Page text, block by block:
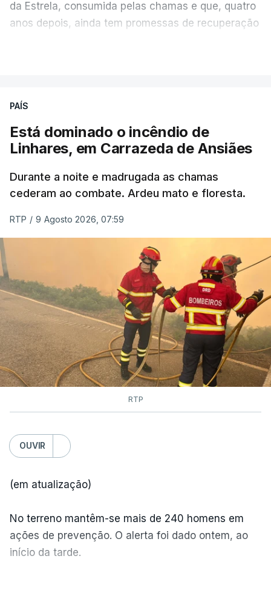
da Estrela, consumida pelas chamas e que, quatro
anos depois, ainda tem promessas de recuperação
ESTE CONTEÚDO ESTÁ NESTE
PAÍS
Está dominado o incêndio de
Linhares, em Carrazeda de Ansiães
Durante a noite e madrugada as chamas
cederam ao combate. Ardeu mato e floresta.
RTP / 9 Agosto 2026, 07:59
RTP
OUVIR
(em atualização)
No terreno mantêm-se mais de 240 homens em
ações de prevenção. O alerta foi dado ontem, ao
início da tarde.